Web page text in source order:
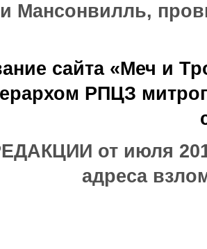
Мансонвилль,
сайта «Меч и
РПЦЗ
от июля
адреса